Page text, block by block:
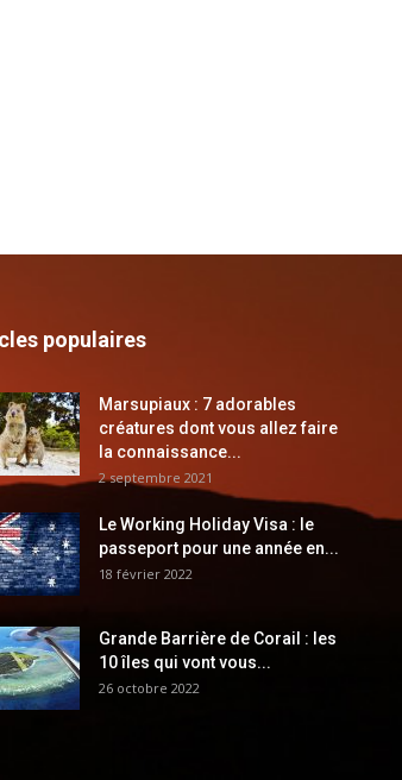
populaires
Marsupiaux : 7 adorables
créatures dont vous allez faire
la connaissance...
2 septembre 2021
Le Working Holiday Visa : le
passeport pour une année en...
18 février 2022
Grande Barrière de Corail : les
10 îles qui vont vous...
26 octobre 2022